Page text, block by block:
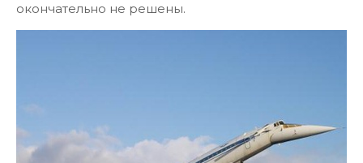
окончательно не решены.